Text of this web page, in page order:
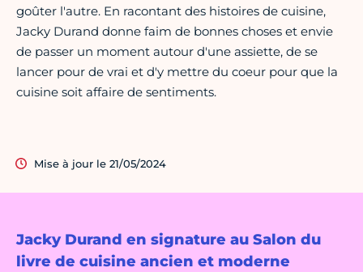
Jacky Durand en signature au Salon du
livre de cuisine ancien et moderne
goûter l'autre. En racontant des histoires de cuisine,
Jacky Durand donne faim de bonnes choses et envie
de passer un moment autour d'une assiette, de se
lancer pour de vrai et d'y mettre du coeur pour que la
cuisine soit affaire de sentiments.
Mise à jour le 21/05/2024